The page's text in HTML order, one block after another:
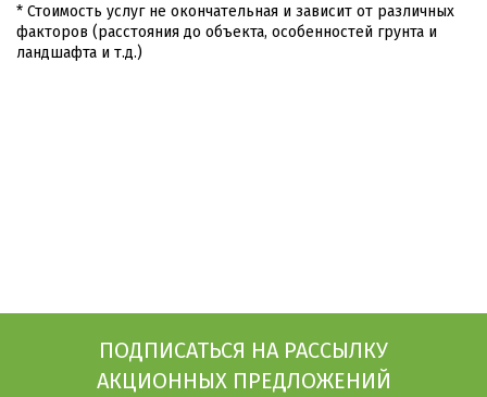
* Стоимость услуг не окончательная и зависит от различных
факторов (расстояния до объекта, особенностей грунта и
ландшафта и т.д.)
ПОДПИСАТЬСЯ НА РАССЫЛКУ
АКЦИОННЫХ ПРЕДЛОЖЕНИЙ